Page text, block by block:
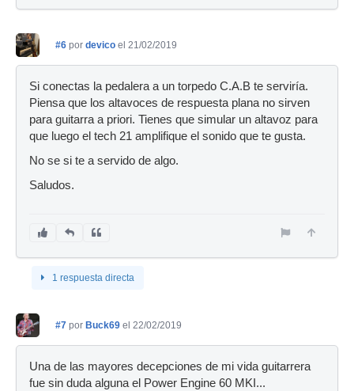
#6 por devico el 21/02/2019
Si conectas la pedalera a un torpedo C.A.B te serviría.
Piensa que los altavoces de respuesta plana no sirven
para guitarra a priori. Tienes que simular un altavoz para
que luego el tech 21 amplifique el sonido que te gusta.
No se si te a servido de algo.
Saludos.
1 respuesta directa
#7 por Buck69 el 22/02/2019
Una de las mayores decepciones de mi vida guitarrera
fue sin duda alguna el Power Engine 60 MKI...